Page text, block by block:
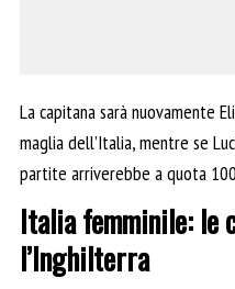
La capitana sarà nuovamente
maglia dell’Italia, mentre se
partite arriverebbe a quota
Italia femminile: le
l’Inghilterra